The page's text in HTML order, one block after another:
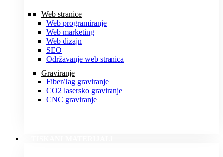
Web stranice
Web programiranje
Web marketing
Web dizajn
SEO
Održavanje web stranica
Graviranje
Fiber/Jag graviranje
CO2 lasersko graviranje
CNC graviranje